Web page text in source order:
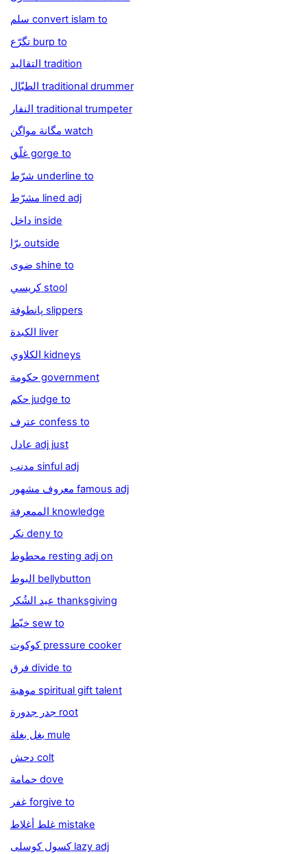
سلم convert islam to
تگرّع burp to
التقاليد tradition
الطبّال traditional drummer
النفار traditional trumpeter
مگانة مواگن watch
غلّق gorge to
شرّط underline to
مشرّط lined adj
داخل inside
برّا outside
ضوى shine to
كريسي stool
پانطوفة slippers
الكبدة liver
الكلاوي kidneys
حكومة government
حكم judge to
عترف confess to
عادل adj just
مدنب sinful adj
معروف مشهور famous adj
الممعرفة knowledge
نكر deny to
محطوط resting adj on
البوط bellybutton
عيد الشُكر thanksgiving
خيّط sew to
كوكوت pressure cooker
فرق divide to
موهبة spiritual gift talent
جدر جدورة root
بغل بغلة mule
دحش colt
حمامة dove
غفر forgive to
غلط أغلاط mistake
كسول كوسلى lazy adj